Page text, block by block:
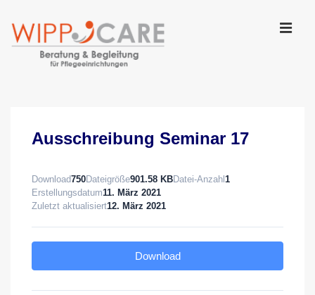
Zum
Inhalt
Ausschreibung Seminar 17
Download750Dateigröße901.58 KBDatei-Anzahl 1
Erstellungsdatum11. März 2021
Zuletzt aktualisiert12. März 2021
Download